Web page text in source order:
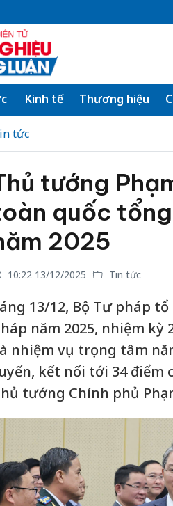
Kinh tế Thương hiệu
tức
tướng
quốc
2025
10:22 13/12/2025 Tin tức
13/12, Bộ Tư pháp
năm 2025, nhiệm kỳ
nhiệm vụ trọng tâm
kết nối tới 34 điểm
tướng Chính phủ